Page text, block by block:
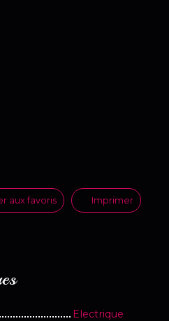
aux favoris Imprimer
Electrique